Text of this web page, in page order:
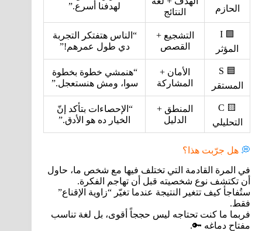
الحازم
النتائج
لهدفنا أسرع.”
🟩 I
المؤثر
التشجيع +
القصص
“الناس هتفتكر التجربة
دي طول عمرهم!”
🟦 S
المستقر
الأمان +
المشاركة
“هنمشي خطوة بخطوة
سوا، ومش هنستعجل.”
🟨 C
التحليلي
المنطق +
الدليل
“الإحصاءات بتأكد إنّ
الخيار ده هو الأدق.”
💭 هل جرّبت هذا؟
في المرة القادمة التي تختلف فيها مع شخص ما، حاول
أن تكتشف نوع شخصيته قبل أن تهاجم الفكرة.
ستُفاجأ كيف تتغير النتيجة عندما تغيّر “زاوية الإقناع”
فقط.
فربما ما كنت تحتاجه ليس حججاً أقوى، بل لغة تناسب
مفتاح دماغه 🔑.